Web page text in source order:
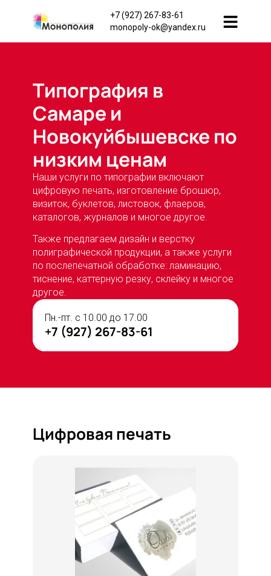
+7 (927) 267-83-61
monopoly-ok@yandex.ru
Типография в
Самаре и
Новокуйбышевске по
низким ценам
Наши услуги по типографии включают
цифровую печать, изготовление брошюр,
визиток, буклетов, листовок, флаеров,
каталогов, журналов и многое другое.
Также предлагаем дизайн и верстку
полиграфической продукции, а также услуги
по послепечатной обработке: ламинацию,
тиснение, каттерную резку, склейку и многое
другое.
Пн.-пт. с 10.00 до 17.00
+7 (927) 267-83-61
Цифровая печать